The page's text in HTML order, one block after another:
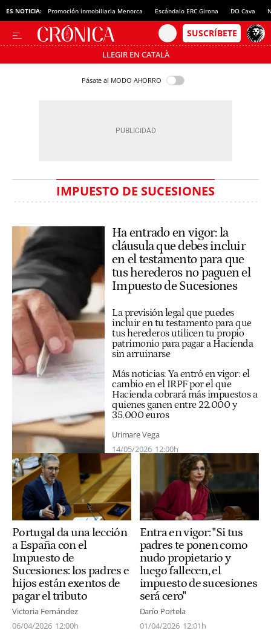
ES NOTICIA: Promoción inmobiliaria Menorca Escándalo ERC Girona DO Cava
LLEGIR EN CATALÀ
Pásate al MODO AHORRO
IMPUESTO DE SUCESIONES
Ha entrado en vigor: la
cláusula que debes incluir
en el testamento para que
tus herederos no paguen el
Impuesto de Sucesiones
La previsión legal que puedes
incluir en tu testamento para que
tus herederos utilicen tu propio
patrimonio para pagar a Hacienda
sin arruinarse
Más noticias: Ya entró en vigor: el
cambio en el IRPF por el que
Hacienda cobrará más impuestos a
quienes ganen entre 22.000 y
35.000 euros
Urimare Vega
14/05/2026 12:00h
Portugal da una lección
a España con el
Impuesto de
Sucesiones: los padres e
hijos están exentos de
pagar el tributo
Victoria Fernández
06/04/2026 12:00h
Entra en vigor: "Si tus
padres te ponen como
nudo propietario y
luego fallecen, el
impuesto de sucesiones
será cero"
Darío Portela
01/04/2026 12:01h